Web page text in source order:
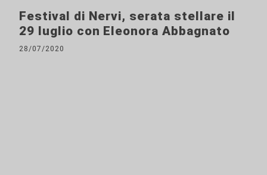
Festival di Nervi, serata stellare il
29 luglio con Eleonora Abbagnato
28/07/2020